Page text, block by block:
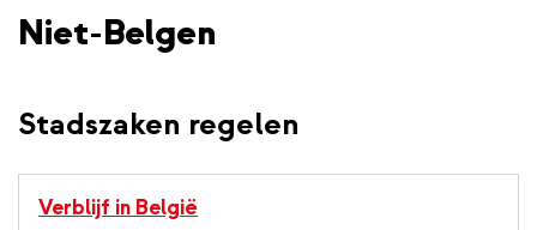
Niet-Belgen
Stadszaken regelen
Verblijf in België